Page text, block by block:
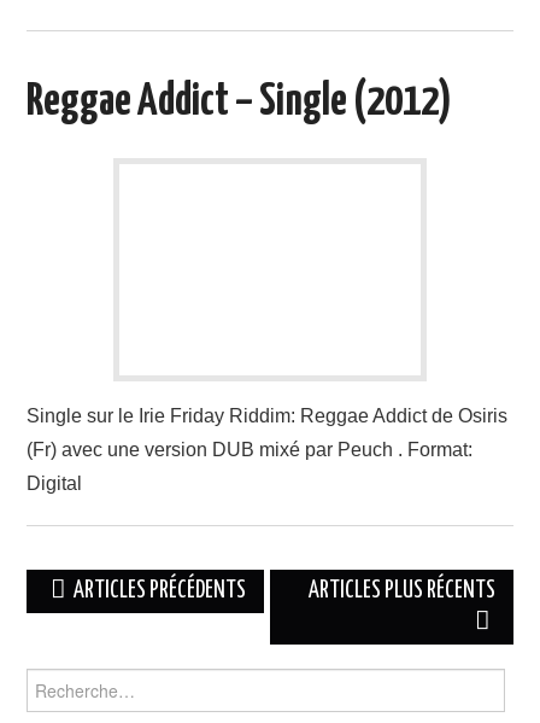
Reggae Addict – Single (2012)
Single sur le Irie Friday Riddim: Reggae Addict de Osiris
(Fr) avec une version DUB mixé par Peuch . Format:
Digital
Navigation
des
ARTICLES PRÉCÉDENTS ARTICLES PLUS RÉCENTS